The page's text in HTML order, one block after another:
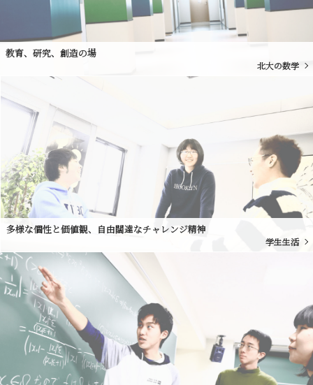
教育、研究、創造の場
北大の数学
多様な個性と価値観、自由闊達なチャレンジ精神
学生生活